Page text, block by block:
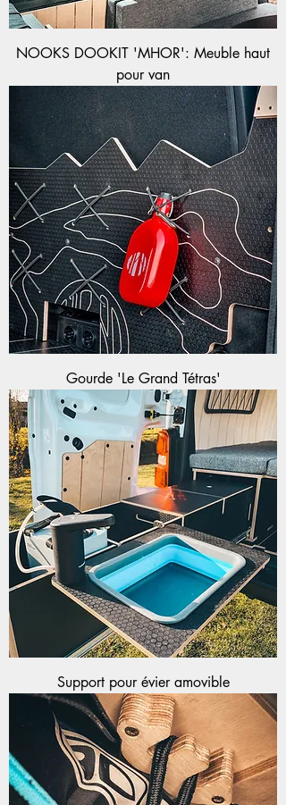
NOOKS DOOKIT 'MHOR': Meuble haut
pour van
Gourde 'Le Grand Tétras'
Support pour évier amovible